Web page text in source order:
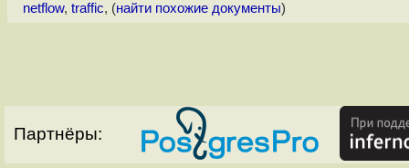
netflow, traffic, (найти похожие документы)
Партнёры: